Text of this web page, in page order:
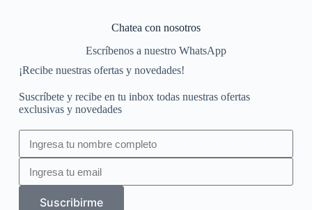
Chatea con nosotros
Escríbenos a nuestro WhatsApp
¡Recibe nuestras ofertas y novedades!
Suscríbete y recibe en tu inbox todas nuestras ofertas
exclusivas y novedades
Suscribirme